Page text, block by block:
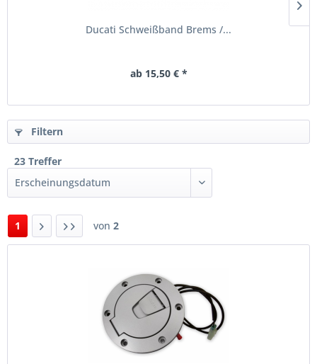
Ducati Schweißband Brems /...
ab 15,50 € *
Filtern
23 Treffer
1 von 2